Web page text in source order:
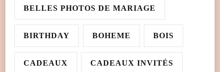
BELLES PHOTOS DE MARIAGE
BIRTHDAY BOHEME BOIS
CADEAUX CADEAUX INVITÉS